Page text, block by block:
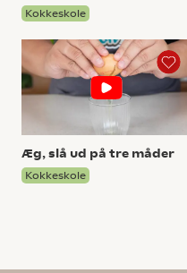
Kokkeskole
Æg, slå ud på tre måder
Kokkeskole